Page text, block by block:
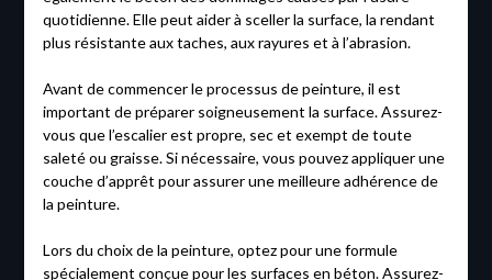
quotidienne. Elle peut aider à sceller la surface, la rendant
plus résistante aux taches, aux rayures et à l’abrasion.
Avant de commencer le processus de peinture, il est
important de préparer soigneusement la surface. Assurez-
vous que l’escalier est propre, sec et exempt de toute
saleté ou graisse. Si nécessaire, vous pouvez appliquer une
couche d’apprêt pour assurer une meilleure adhérence de
la peinture.
Lors du choix de la peinture, optez pour une formule
spécialement conçue pour les surfaces en béton. Assurez-